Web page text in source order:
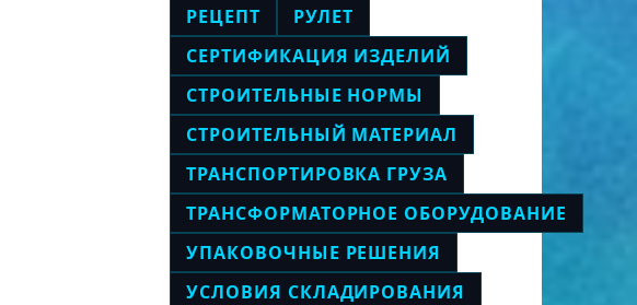
РЕЦЕПТ
РУЛЕТ
СЕРТИФИКАЦИЯ ИЗДЕЛИЙ
СТРОИТЕЛЬНЫЕ НОРМЫ
СТРОИТЕЛЬНЫЙ МАТЕРИАЛ
ТРАНСПОРТИРОВКА ГРУЗА
ТРАНСФОРМАТОРНОЕ ОБОРУДОВАНИЕ
УПАКОВОЧНЫЕ РЕШЕНИЯ
УСЛОВИЯ СКЛАДИРОВАНИЯ